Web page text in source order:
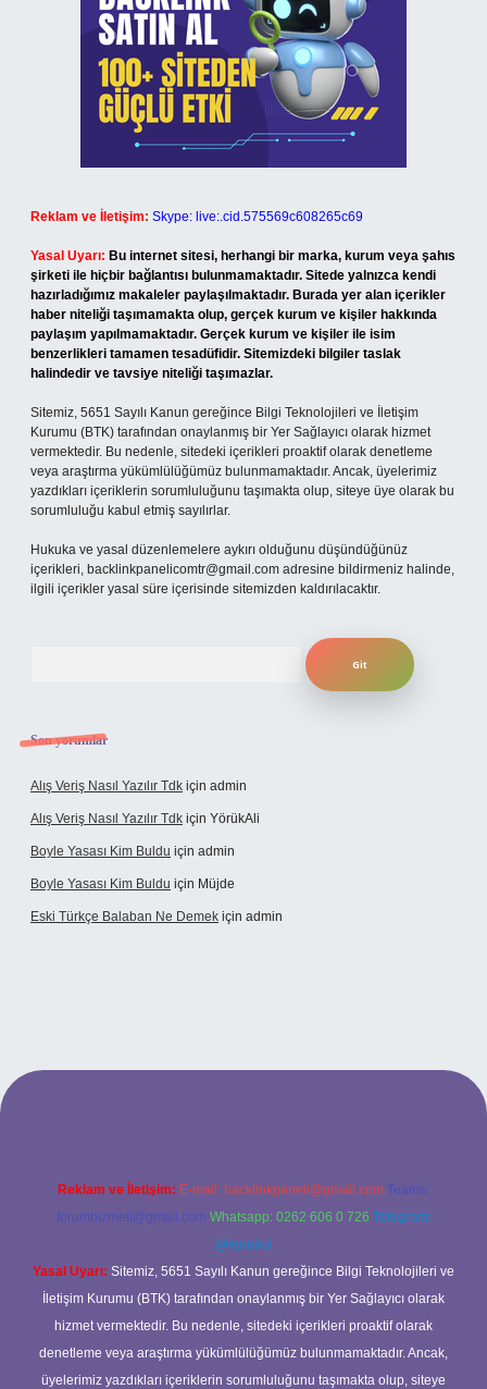
Reklam ve İletişim: Skype: live:.cid.575569c608265c69
Yasal Uyarı: Bu internet sitesi, herhangi bir marka, kurum veya şahıs
şirketi ile hiçbir bağlantısı bulunmamaktadır. Sitede yalnızca kendi
hazırladığımız makaleler paylaşılmaktadır. Burada yer alan içerikler
haber niteliği taşımamakta olup, gerçek kurum ve kişiler hakkında
paylaşım yapılmamaktadır. Gerçek kurum ve kişiler ile isim
benzerlikleri tamamen tesadüfidir. Sitemizdeki bilgiler taslak
halindedir ve tavsiye niteliği taşımazlar.
Sitemiz, 5651 Sayılı Kanun gereğince Bilgi Teknolojileri ve İletişim
Kurumu (BTK) tarafından onaylanmış bir Yer Sağlayıcı olarak hizmet
vermektedir. Bu nedenle, sitedeki içerikleri proaktif olarak denetleme
veya araştırma yükümlülüğümüz bulunmamaktadır. Ancak, üyelerimiz
yazdıkları içeriklerin sorumluluğunu taşımakta olup, siteye üye olarak bu
sorumluluğu kabul etmiş sayılırlar.
Hukuka ve yasal düzenlemelere aykırı olduğunu düşündüğünüz
içerikleri, backlinkpanelicomtr@gmail.com adresine bildirmeniz halinde,
ilgili içerikler yasal süre içerisinde sitemizden kaldırılacaktır.
Son yorumlar
Alış Veriş Nasıl Yazılır Tdk için admin
Alış Veriş Nasıl Yazılır Tdk için YörükAli
Boyle Yasası Kim Buldu için admin
Boyle Yasası Kim Buldu için Müjde
Eski Türkçe Balaban Ne Demek için admin
casino
Reklam ve İletişim: E-mail: backlinkpaneli@gmail.com Teams:
forumhizmeti@gmail.com Whatsapp: 0262 606 0 726 Telegram:
@karabul
Yasal Uyarı: Sitemiz, 5651 Sayılı Kanun gereğince Bilgi Teknolojileri ve
İletişim Kurumu (BTK) tarafından onaylanmış bir Yer Sağlayıcı olarak
hizmet vermektedir. Bu nedenle, sitedeki içerikleri proaktif olarak
denetleme veya araştırma yükümlülüğümüz bulunmamaktadır. Ancak,
üyelerimiz yazdıkları içeriklerin sorumluluğunu taşımakta olup, siteye